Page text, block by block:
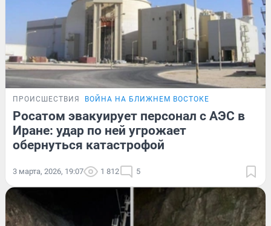
ПРОИСШЕСТВИЯ ВОЙНА НА БЛИЖНЕМ ВОСТОКЕ
Росатом эвакуирует персонал с АЭС в
Иране: удар по ней угрожает
обернуться катастрофой
3 марта, 2026, 19:07 1 812 5